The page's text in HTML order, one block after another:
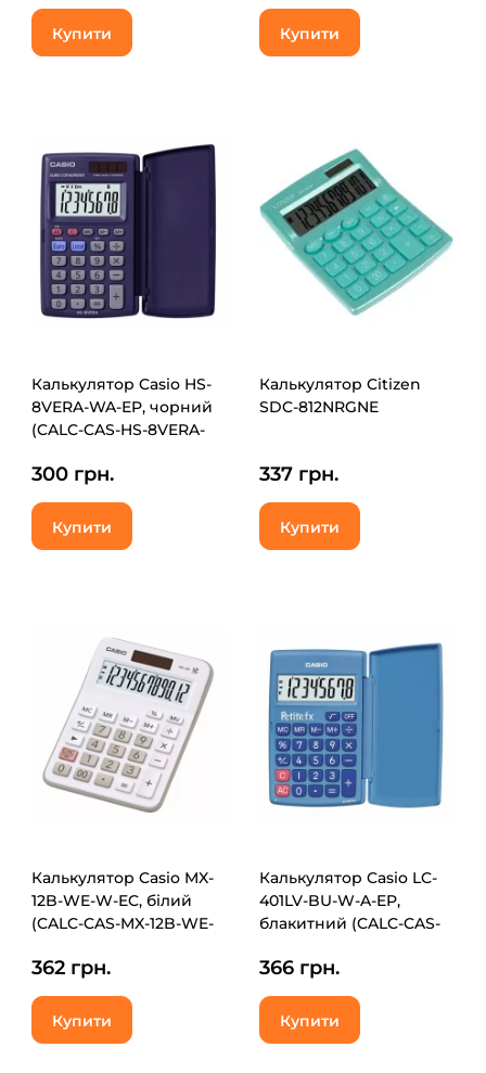
Купити Купити
Калькулятор Casio HS-
8VERA-WA-EP, чорний
(CALC-CAS-HS-8VERA-
300 грн.
Купити
Калькулятор Citizen
SDC-812NRGNE
337 грн.
Купити
Калькулятор Casio MX-
12B-WE-W-EC, білий
(CALC-CAS-MX-12B-WE-
362 грн.
Купити
Калькулятор Casio LC-
401LV-BU-W-A-EP,
блакитний (CALC-CAS-
366 грн.
Купити